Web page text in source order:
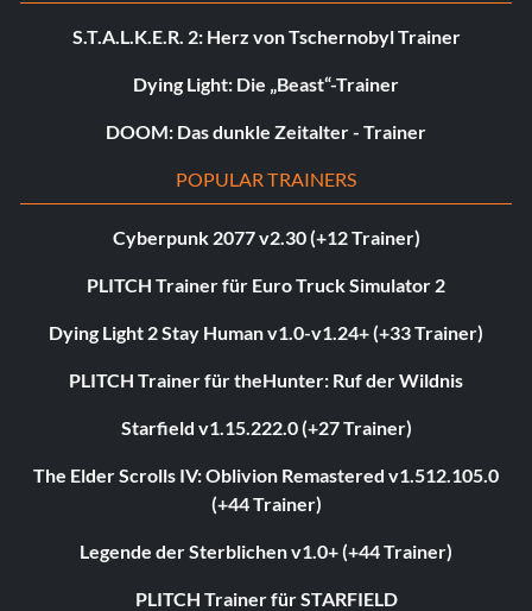
S.T.A.L.K.E.R. 2: Herz von Tschernobyl Trainer
Dying Light: Die „Beast“-Trainer
DOOM: Das dunkle Zeitalter - Trainer
POPULAR TRAINERS
Cyberpunk 2077 v2.30 (+12 Trainer)
PLITCH Trainer für Euro Truck Simulator 2
Dying Light 2 Stay Human v1.0-v1.24+ (+33 Trainer)
PLITCH Trainer für theHunter: Ruf der Wildnis
Starfield v1.15.222.0 (+27 Trainer)
The Elder Scrolls IV: Oblivion Remastered v1.512.105.0
(+44 Trainer)
Legende der Sterblichen v1.0+ (+44 Trainer)
PLITCH Trainer für STARFIELD